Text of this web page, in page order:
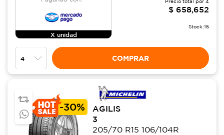
X unidad
$ 658,652
Stock:15
COMPRAR
-30%
AGILIS
3
205/70 R15 106/104R